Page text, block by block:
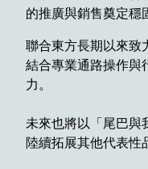
的推廣與銷售奠定穩
聯合東方長期以來致
結合專業通路操作與
力。
未來也將以「尾巴與
陸續拓展其他代表性